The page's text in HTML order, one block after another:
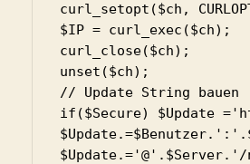
curl_setopt($ch,
$IP = curl_exec($ch);
curl_close($ch);
unset($ch);
// Update String bauen
if($Secure) $Update
$Update.='@'.$Server.'/